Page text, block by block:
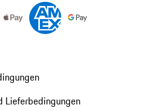
Lieferbedingungen